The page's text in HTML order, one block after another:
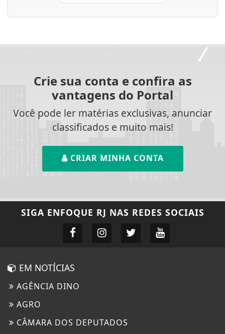
Crie sua conta e confira as
vantagens do Portal
Você pode ler matérias exclusivas, anunciar
classificados e muito mais!
CRIAR MINHA CONTA
SIGA ENFOQUE RJ NAS REDES SOCIAIS
EM NOTÍCIAS
AGÊNCIA DINO
AGRO
CÂMARA DOS DEPUTADOS